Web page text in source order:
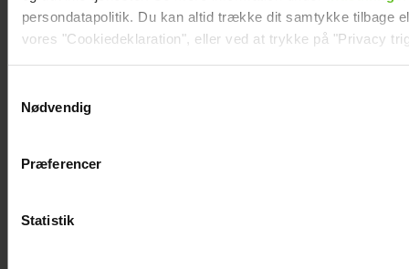
persondatapolitik. Du kan altid trække dit samtykke tilbage
vores "Cookiedeklaration", eller ved at trykke på "Privacy
Vi anvender egne cookies og cookies fra tredjeparter til at
generere statistik og huske dine præferencer samt til brug
Nødvendig
Præferencer
Statistik
nyresvigt